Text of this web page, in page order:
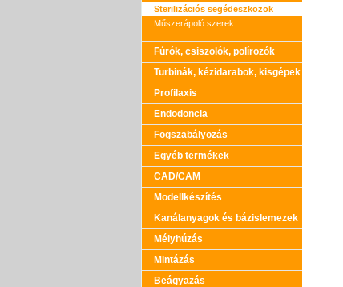
Sterilizációs segédeszközök
Műszerápoló szerek
Fúrók, csiszolók, polírozók
Turbinák, kézidarabok, kisgépek
Profilaxis
Endodoncia
Fogszabályozás
Egyéb termékek
CAD/CAM
Modellkészítés
Kanálanyagok és bázislemezek
Mélyhúzás
Mintázás
Beágyazás